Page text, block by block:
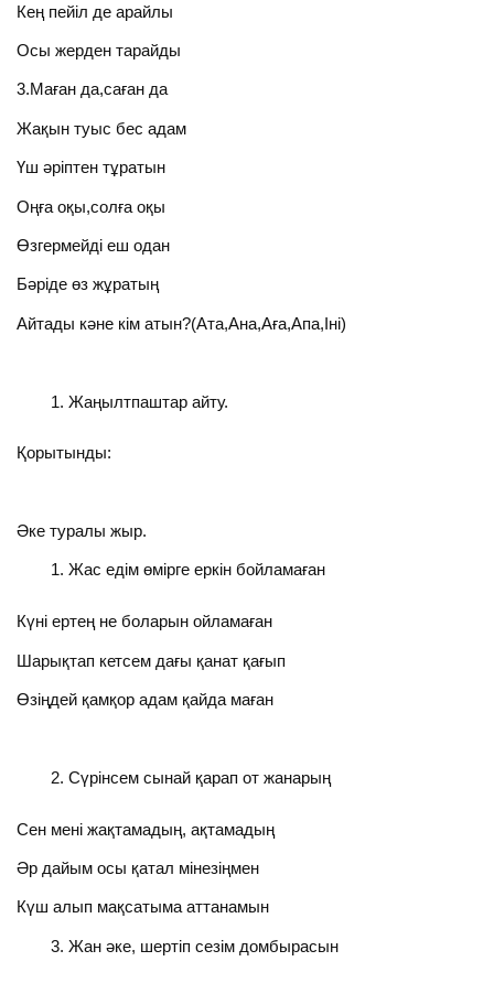
Кең пейіл де арайлы
Осы жерден тарайды
3.Маған да,саған да
Жақын туыс бес адам
Үш әріптен тұратын
Оңға оқы,солға оқы
Өзгермейді еш одан
Бәріде өз жұратың
Айтады кәне кім атын?(Ата,Ана,Аға,Апа,Іні)
Жаңылтпаштар айту.
Қорытынды:
Әке туралы жыр.
Жас едім өмірге еркін бойламаған
Күні ертең не боларын ойламаған
Шарықтап кетсем дағы қанат қағып
Өзіңдей қамқор адам қайда маған
Сүрінсем сынай қарап от жанарың
Сен мені жақтамадың, ақтамадың
Әр дайым осы қатал мінезіңмен
Күш алып мақсатыма аттанамын
Жан әке, шертіп сезім домбырасын